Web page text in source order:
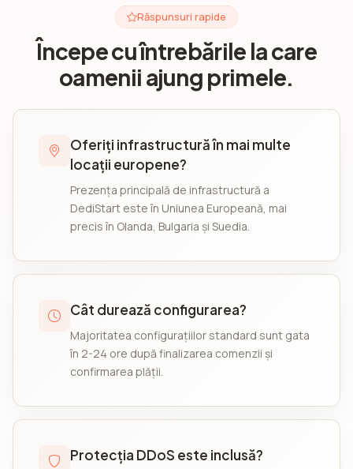
Răspunsuri rapide
Începe cu întrebările la care
oamenii ajung primele.
Oferiți infrastructură în mai multe
locații europene?
Prezența principală de infrastructură a
DediStart este în Uniunea Europeană, mai
precis în Olanda, Bulgaria și Suedia.
Cât durează configurarea?
Majoritatea configurațiilor standard sunt gata
în 2-24 ore după finalizarea comenzii și
confirmarea plății.
Protecția DDoS este inclusă?